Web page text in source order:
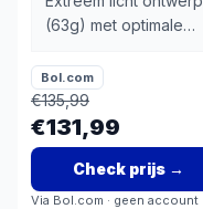
(63g) met optimale
gaming sessies
Bol.com
€135,99
€131,99
Check prijs→
Via Bol.com · geen account